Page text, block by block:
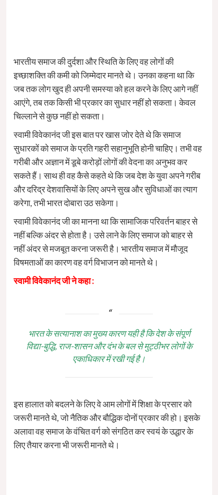
भारतीय समाज की दुर्दशा और स्थिति के लिए वह लोगों की
इच्छाशक्ति की कमी को जिम्मेदार मानते थे। उनका कहना था कि
जब तक लोग खुद ही अपनी समस्या को हल करने के लिए आगे नहीं
आएंगे, तब तक किसी भी प्रकार का सुधार नहीं हो सकता। केवल
चिल्लाने से कुछ नहीं हो सकता।
स्वामी विवेकानंद जी इस बात पर खास जोर देते थे कि समाज
सुधारकों को समाज के प्रति गहरी सहानुभूति होनी चाहिए। तभी वह
गरीबी और अज्ञान में डूबे करोड़ों लोगों की वेदना का अनुभव कर
सकते हैं। साथ ही वह कैसे कहते थे कि जब देश के युवा अपने गरीब
और दरिद्र देशवासियों के लिए अपने सुख और सुविधाओं का त्याग
करेगा, तभी भारत दोबारा उठ सकेगा।
स्वामी विवेकानंद जी का मानना था कि सामाजिक परिवर्तन बाहर से
नहीं बल्कि अंदर से होता है। उसे लाने के लिए समाज को बाहर से
नहीं अंदर से मजबूत करना जरूरी है। भारतीय समाज में मौजूद
विषमताओं का कारण वह वर्ग विभाजन को मानते थे।
स्वामी विवेकानंद जी ने कहा :
भारत के सत्यानाश का मुख्य कारण यही है कि देश के संपूर्ण
विद्या-बुद्धि, राज-शासन और दंभ के बल से मुट्ठीभर लोगों के
एकाधिकार में रखी गई है।
इस हालात को बदलने के लिए वे आम लोगों में शिक्षा के प्रसार को
जरूरी मानते थे, जो नैतिक और बौद्धिक दोनों प्रकार की हो। इसके
अलावा वह समाज के वंचित वर्ग को संगठित कर स्वयं के उद्धार के
लिए तैयार करना भी जरूरी मानते थे।